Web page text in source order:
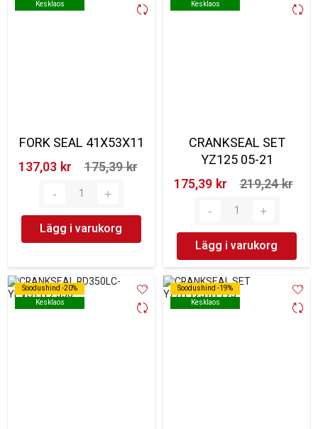
Kesklaos
Kesklaos
FORK SEAL 41X53X11
137,03 kr‎
175,39 kr‎
Lägg i varukorg
Kesklaos
Kesklaos
CRANKSEAL SET
YZ125 05-21
175,39 kr‎
219,24 kr‎
Lägg i varukorg
Soodushind -20%
Kesklaos
Soodushind -20%
Kesklaos
Soodushind -19%
Kesklaos
Soodushind -19%
Kesklaos